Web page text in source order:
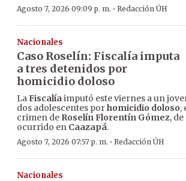
Agosto 7, 2026 09:09 p. m. · Redacción ÚH
Nacionales
Caso Roselín: Fiscalía imputa
a tres detenidos por
homicidio doloso
LaFiscalíaimputó este viernes a un
dos adolescentes porhomicidio doloso,
crimen de Roselín Florentín Gómez,
ocurrido en Caazapá.
Agosto 7, 2026 07:57 p. m. · Redacción ÚH
Nacionales